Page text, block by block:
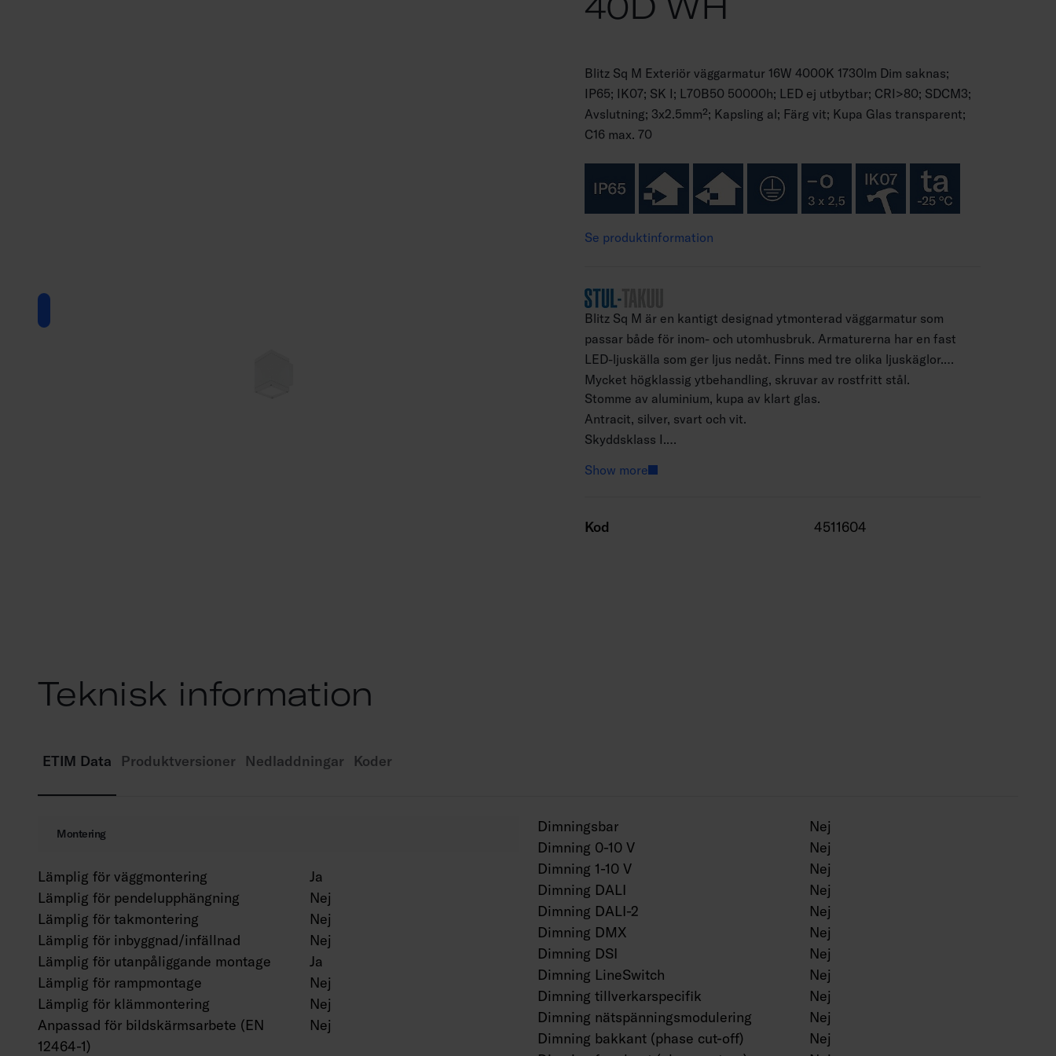
Blitz Sq M Exteriör väggarmatur 16W 4000K 1730lm Dim saknas;
IP65; IK07; SK I; L70B50 50000h; LED ej utbytbar; CRI>80; SDCM3;
Avslutning; 3x2.5mm²; Kapsling al; Färg vit; Kupa Glas transparent;
C16 max. 70
Se produktinformation
Blitz Sq M är en kantigt designad ytmonterad väggarmatur som
passar både för inom- och utomhusbruk. Armaturerna har en fast
LED-ljuskälla som ger ljus nedåt. Finns med tre olika ljuskäglor.
Mycket högklassig ytbehandling, skruvar av rostfritt stål.
Stomme av aluminium, kupa av klart glas.
Antracit, silver, svart och vit.
Skyddsklass I.
Fast LED 16W / 1590–1790 lm.
Show more
Kod 4511604
Teknisk information
ETIM Data Produktversioner Nedladdningar Koder
Montering
Lämplig för väggmontering
Ja
Lämplig för pendelupphängning
Nej
Lämplig för takmontering
Nej
Lämplig för inbyggnad/infällnad
Nej
Lämplig för utanpåliggande montage
Ja
Lämplig för rampmontage
Nej
Lämplig för klämmontering
Nej
Anpassad för bildskärmsarbete (EN
12464-1)
Nej
Dimningsbar
Nej
Dimning 0-10 V
Nej
Dimning 1-10 V
Nej
Dimning DALI
Nej
Dimning DALI-2
Nej
Dimning DMX
Nej
Dimning DSI
Nej
Dimning LineSwitch
Nej
Dimning tillverkarspecifik
Nej
Dimning nätspänningsmodulering
Nej
Dimning bakkant (phase cut-off)
Nej